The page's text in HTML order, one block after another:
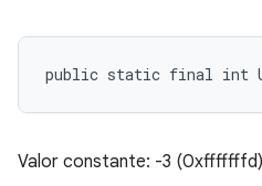
public static final int
Valor constante: -3 (0xfffffffd)